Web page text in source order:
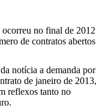
no final de 2012
de contratos abertos
notícia a demanda por
de janeiro de 2013,
reflexos tanto no